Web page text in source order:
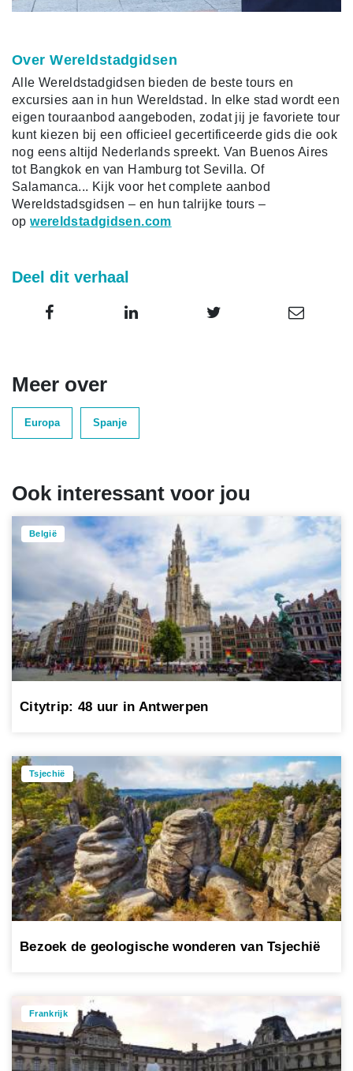
Over Wereldstadgidsen
Alle Wereldstadgidsen bieden de beste tours en
excursies aan in hun Wereldstad. In elke stad wordt een
eigen touraanbod aangeboden, zodat jij je favoriete tour
kunt kiezen bij een officieel gecertificeerde gids die ook
nog eens altijd Nederlands spreekt. Van Buenos Aires
tot Bangkok en van Hamburg tot Sevilla. Of
Salamanca... Kijk voor het complete aanbod
Wereldstadsgidsen – en hun talrijke tours –
opwereldstadgidsen.com
Deel dit verhaal
Meer over
Europa Spanje
Ook interessant voor jou
België
Citytrip: 48 uur in Antwerpen
Tsjechië
Bezoek de geologische wonderen van Tsjechië
Frankrijk